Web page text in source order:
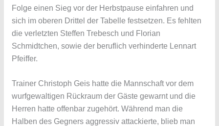
Folge einen Sieg vor der Herbstpause einfahren und
sich im oberen Drittel der Tabelle festsetzen. Es fehlten
die verletzten Steffen Trebesch und Florian
Schmidtchen, sowie der beruflich verhinderte Lennart
Pfeiffer.
Trainer Christoph Geis hatte die Mannschaft vor dem
wurfgewaltigen Rückraum der Gäste gewarnt und die
Herren hatte offenbar zugehört. Während man die
Halben des Gegners aggressiv attackierte, blieb man